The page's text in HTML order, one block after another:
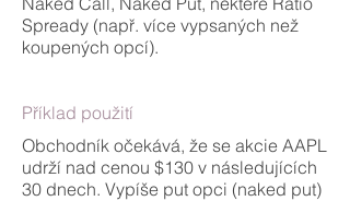
Spready (např. více vypsaných než
koupených opcí).
Příklad použití
Obchodník očekává, že se akcie AAPL
udrží nad cenou $130 v následujících
30 dnech. Vypíše put opci (naked put)